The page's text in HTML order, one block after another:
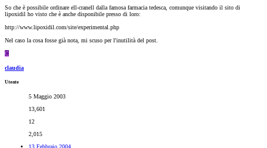
So che è possibile ordinare ell-cranell dalla famosa farmacia tedesca, comunque visitando il sito di
lipoxidil ho visto che è anche disponibile presso di loro:
http://www.lipoxidil.com/site/experimental.php
Nel caso la cosa fosse già nota, mi scuso per l'inutilità del post.
C
claudia
Utente
5 Maggio 2003
13,601
12
2,015
13 Febbraio 2004